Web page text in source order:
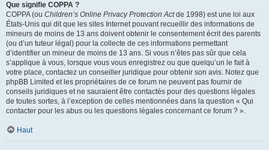
Que signifie COPPA ?
COPPA (ou Children’s Online Privacy Protection Actde 1998) est une loi aux
États-Unis qui dit que les sites Internet pouvant recueillir des informations de
mineurs de moins de 13 ans doivent obtenir le consentement écrit des parents
(ou d’un tuteur légal) pour la collecte de ces informations permettant
d’identifier un mineur de moins de 13 ans. Si vous n’êtes pas sûr que cela
s’applique à vous, lorsque vous vous enregistrez ou que quelqu’un le fait à
votre place, contactez un conseiller juridique pour obtenir son avis. Notez que
phpBB Limited et les propriétaires de ce forum ne peuvent pas fournir de
conseils juridiques et ne sauraient être contactés pour des questions légales
de toutes sortes, à l’exception de celles mentionnées dans la question « Qui
contacter pour les abus ou les questions légales concernant ce forum ? ».
Haut